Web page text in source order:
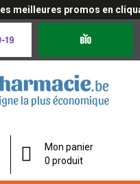
meilleures promos en
Mon panier
0 produit